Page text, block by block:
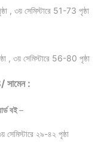
, ৩য় সেমিস্টারে 51-73 পৃষ্ঠা
, ৩য় সেমিস্টারে 56-80 পৃষ্ঠা
সামেন :
বই–
সেমিস্টারে ২৯-৪২ পৃষ্ঠা